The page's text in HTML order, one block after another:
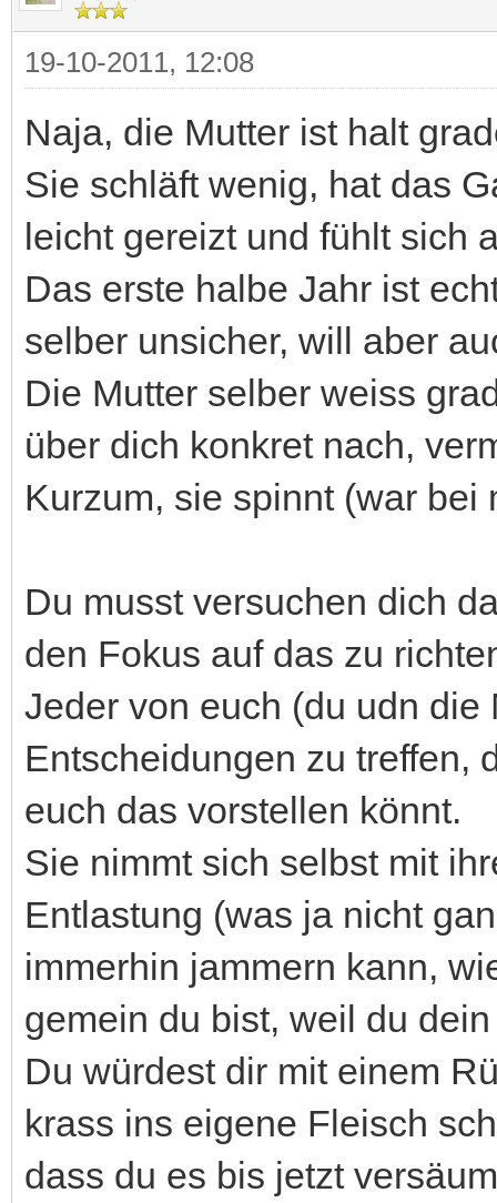
19-10-2011, 12:08
Naja, die Mutter ist halt
Sie schläft wenig, hat das
leicht gereizt und fühlt sich
Das erste halbe Jahr ist
selber unsicher, will aber
Die Mutter selber weiss
über dich konkret nach,
Kurzum, sie spinnt (war
Du musst versuchen dich
den Fokus auf das zu
Jeder von euch (du udn
Entscheidungen zu treffen,
euch das vorstellen könnt.
Sie nimmt sich selbst mit
Entlastung (was ja nicht
immerhin jammern kann,
gemein du bist, weil du
Du würdest dir mit einem
krass ins eigene Fleisch
dass du es bis jetzt